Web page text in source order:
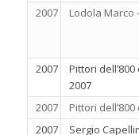
2007 Lodola Marco
2007
Pittori
2007
2007
Pittori
2007
Sergio